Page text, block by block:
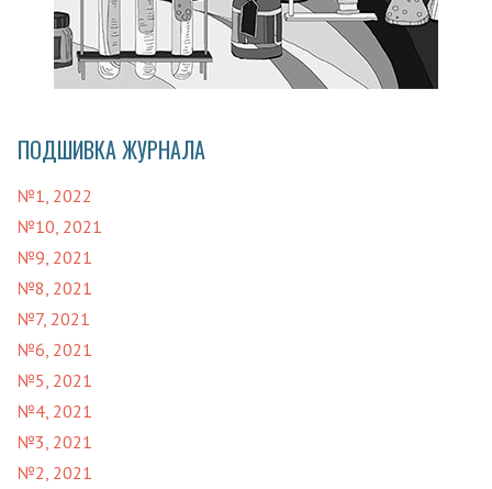
ПОДШИВКА ЖУРНАЛА
№1, 2022
№10, 2021
№9, 2021
№8, 2021
№7, 2021
№6, 2021
№5, 2021
№4, 2021
№3, 2021
№2, 2021